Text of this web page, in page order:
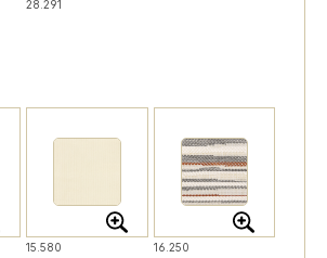
28.291
15.580 16.250